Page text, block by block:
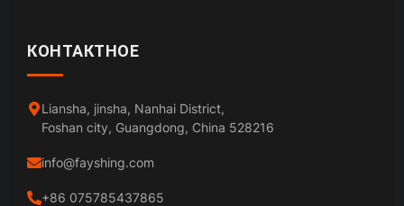
КОНТАКТНОЕ
Liansha, jinsha, Nanhai District,
Foshan city, Guangdong, China 528216
info@fayshing.com
+86 075785437865